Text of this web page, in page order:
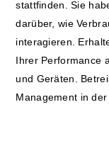
stattfinden. Sie
darüber, wie
interagieren.
Ihrer Performance
und Geräten.
Management in der